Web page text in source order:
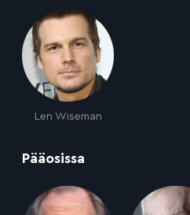
Len Wiseman
Pääosissa